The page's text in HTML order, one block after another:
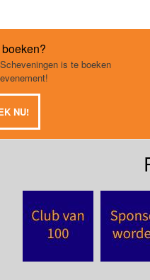
is te boeken
NU!